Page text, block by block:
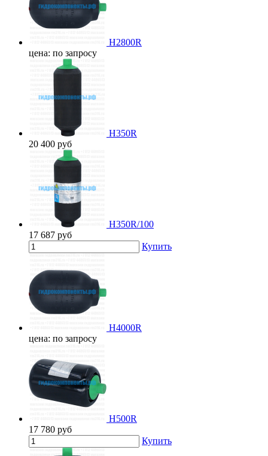
H2800R
цена: по запросу
H350R
20 400 руб
H350R/100
17 687 руб
Купить
H4000R
цена: по запросу
H500R
17 780 руб
Купить